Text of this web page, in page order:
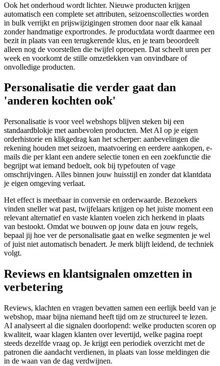
Ook het onderhoud wordt lichter. Nieuwe producten krijgen
automatisch een complete set attributen, seizoenscollecties worden
in bulk verrijkt en prijswijzigingen stromen door naar elk kanaal
zonder handmatige exportrondes. Je productdata wordt daarmee een
bezit in plaats van een terugkerende klus, en je team beoordeelt
alleen nog de voorstellen die twijfel oproepen. Dat scheelt uren per
week en voorkomt de stille omzetlekken van onvindbare of
onvolledige producten.
Personalisatie die verder gaat dan
'anderen kochten ook'
Personalisatie is voor veel webshops blijven steken bij een
standaardblokje met aanbevolen producten. Met AI op je eigen
orderhistorie en klikgedrag kan het scherper: aanbevelingen die
rekening houden met seizoen, maatvoering en eerdere aankopen, e-
mails die per klant een andere selectie tonen en een zoekfunctie die
begrijpt wat iemand bedoelt, ook bij typefouten of vage
omschrijvingen. Alles binnen jouw huisstijl en zonder dat klantdata
je eigen omgeving verlaat.
Het effect is meetbaar in conversie en orderwaarde. Bezoekers
vinden sneller wat past, twijfelaars krijgen op het juiste moment een
relevant alternatief en vaste klanten voelen zich herkend in plaats
van bestookt. Omdat we bouwen op jouw data en jouw regels,
bepaal jij hoe ver de personalisatie gaat en welke segmenten je wel
of juist niet automatisch benadert. Je merk blijft leidend, de techniek
volgt.
Reviews en klantsignalen omzetten in
verbetering
Reviews, klachten en vragen bevatten samen een eerlijk beeld van je
webshop, maar bijna niemand heeft tijd om ze structureel te lezen.
AI analyseert al die signalen doorlopend: welke producten scoren op
kwaliteit, waar klagen klanten over levertijd, welke pagina roept
steeds dezelfde vraag op. Je krijgt een periodiek overzicht met de
patronen die aandacht verdienen, in plaats van losse meldingen die
in de waan van de dag verdwijnen.